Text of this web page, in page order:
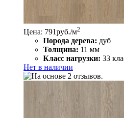
Цена: 791руб./м2
Порода дерева: дуб
Толщина: 11 мм
Класс нагрузки: 33
Нет в наличии